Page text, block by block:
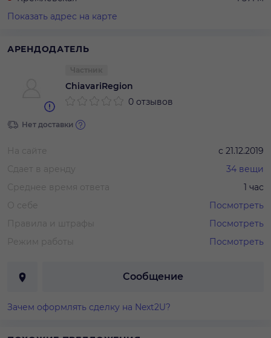
Показать адрес на карте
АРЕНДОДАТЕЛЬ
ChiavariRegion
0 отзывов
Нет доставки
На сайте с 21.12.2019
Сдает в аренду
34 вещи
Среднее время ответа
1 час
О себе
Посмотреть
Правила и штрафы
Посмотреть
Режим работы
Посмотреть
Сообщение
Зачем оформлять сделку на Next2U?